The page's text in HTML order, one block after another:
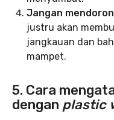
Jangan
justru akan
jangkauan dan
mampet.
5. Cara
dengan plastic